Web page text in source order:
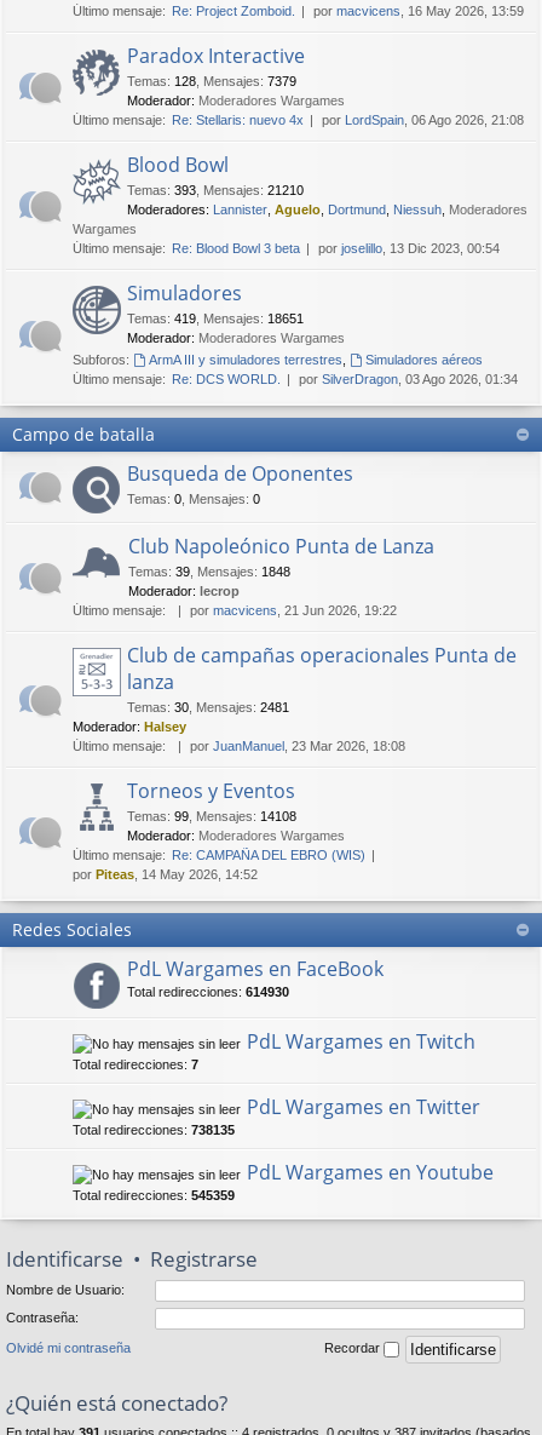
Último mensaje: Re: Project Zomboid. por macvicens , 16 May 2026, 13:59
Paradox Interactive
Temas: 128 Mensajes: 7379
Moderador: Moderadores Wargames
Último mensaje: Re: Stellaris: nuevo 4x por LordSpain , 06 Ago 2026, 21:08
Blood Bowl
Temas: 393 Mensajes: 21210
Moderadores: Lannister Aguelo Dortmund Niessuh Moderadores
Wargames
Último mensaje: Re: Blood Bowl 3 beta por joselillo , 13 Dic 2023, 00:54
Simuladores
Temas: 419 Mensajes: 18651
Moderador: Moderadores Wargames
Subforos:
ArmA III y simuladores terrestres
Simuladores aéreos
Último mensaje: Re: DCS WORLD. por SilverDragon , 03 Ago 2026, 01:34
Campo de batalla
Busqueda de Oponentes
Temas: 0 Mensajes: 0
Club Napoleónico Punta de Lanza
Temas: 39 Mensajes: 1848
Moderador: lecrop
Último mensaje:
por macvicens , 21 Jun 2026, 19:22
Club de campañas operacionales Punta de
lanza
Temas: 30 Mensajes: 2481
Moderador: Halsey
Último mensaje:
por JuanManuel , 23 Mar 2026, 18:08
Torneos y Eventos
Temas: 99 Mensajes: 14108
Moderador: Moderadores Wargames
Último mensaje: Re: CAMPAÑA DEL EBRO (WIS)
por Piteas , 14 May 2026, 14:52
Redes Sociales
PdL Wargames en FaceBook
Total redirecciones: 614930
PdL Wargames en Twitch
Total redirecciones: 7
PdL Wargames en Twitter
Total redirecciones: 738135
PdL Wargames en Youtube
Total redirecciones: 545359
Identificarse • Registrarse
Nombre de Usuario:
Contraseña:
Olvidé mi contraseña Recordar
¿Quién está conectado?